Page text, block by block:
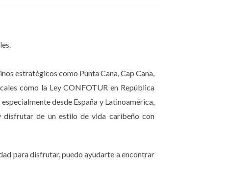
con los vendedores.
desagradables.
estratégicos como Punta Cana, Cap Cana,
como la Ley CONFOTUR en República
desde España y Latinoamérica,
disfrutar de un estilo de vida caribeño con
para disfrutar, puedo ayudarte a encontrar